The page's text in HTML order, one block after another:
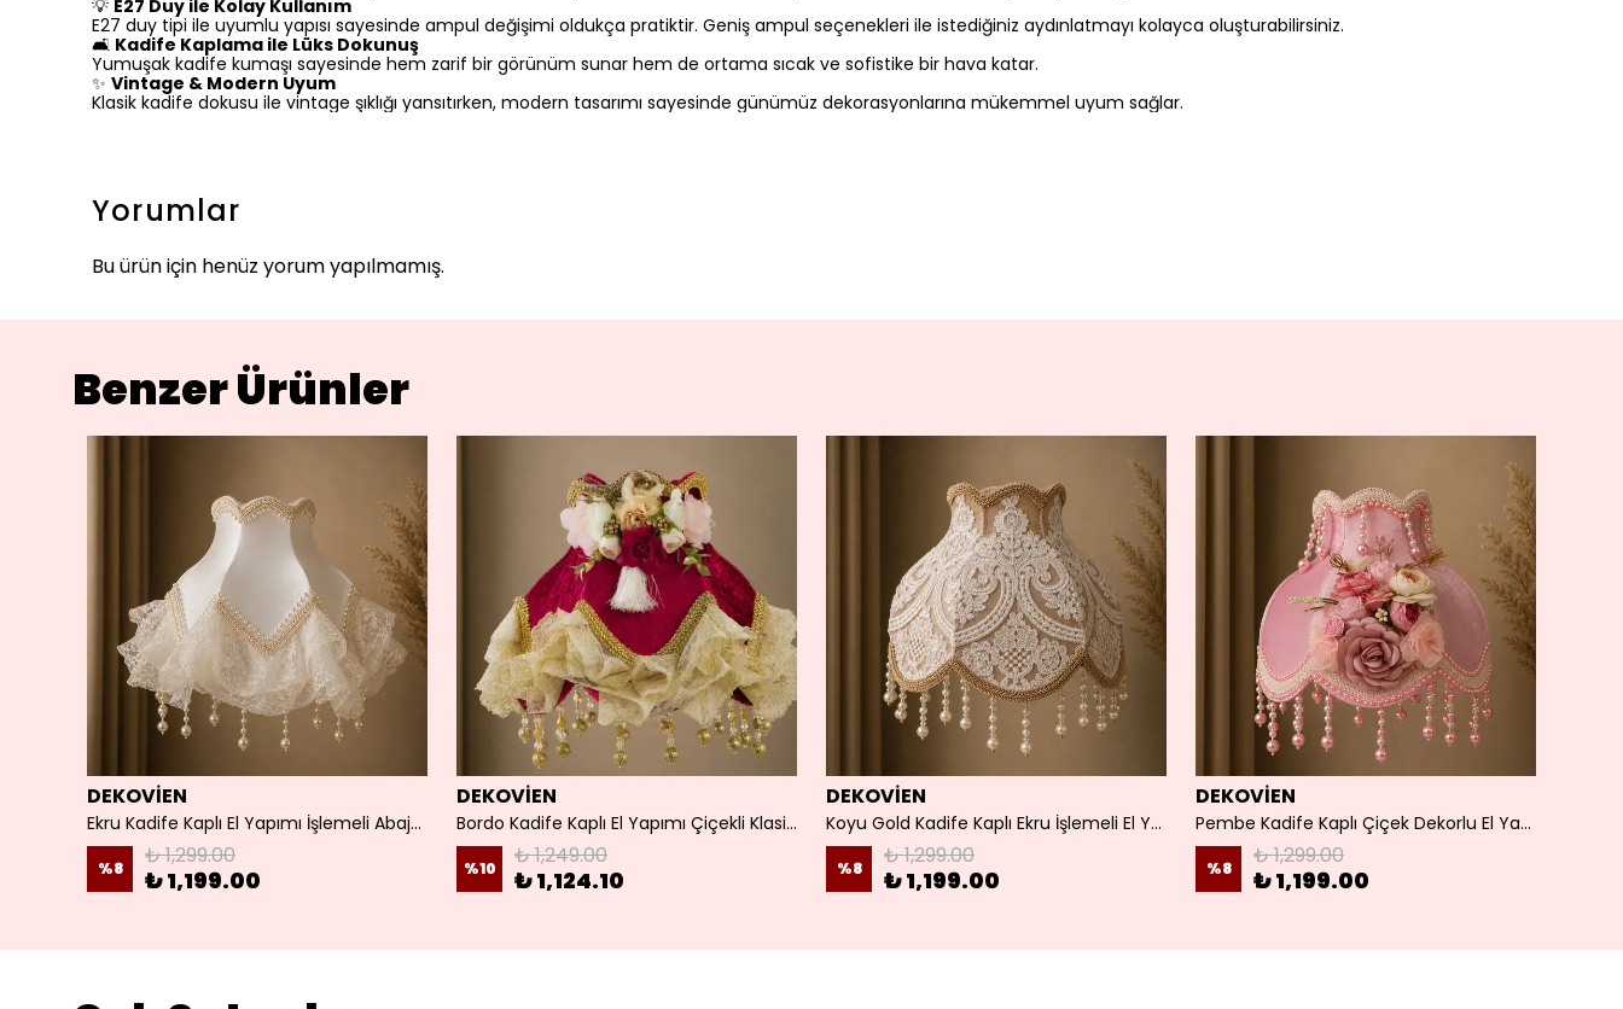
💡 E27 Duy ile Kolay Kullanım
E27 duy tipi ile uyumlu yapısı sayesinde ampul değişimi oldukça pratiktir. Geniş ampul seçenekleri ile istediğiniz aydınlatmayı kolayca oluşturabilirsiniz.
🛋️ Kadife Kaplama ile Lüks Dokunuş
Yumuşak kadife kumaşı sayesinde hem zarif bir görünüm sunar hem de ortama sıcak ve sofistike bir hava katar.
✨ Vintage & Modern Uyum
Klasik kadife dokusu ile vintage şıklığı yansıtırken, modern tasarımı sayesinde günümüz dekorasyonlarına mükemmel uyum sağlar.
Yorumlar
Bu ürün için henüz yorum yapılmamış.
Benzer Ürünler
DEKOVİEN
Ekru Kadife Kaplı El Yapımı İşlemeli Abajur Şapkası 30cm
%8 ₺ 1,299.00
₺ 1,199.00
DEKOVİEN
Bordo Kadife Kaplı El Yapımı Çiçekli Klasik Vintage Model Abajur Şapkası
%10 ₺ 1,249.00
₺ 1,124.10
DEKOVİEN
Koyu Gold Kadife Kaplı Ekru İşlemeli El Yapımı Abajur Şapkası
%8 ₺ 1,299.00
₺ 1,199.00
DEKOVİEN
Pembe Kadife Kaplı Çiçek Dekorlu El Yapımı Abajur Şapkası
%8 ₺ 1,299.00
₺ 1,199.00